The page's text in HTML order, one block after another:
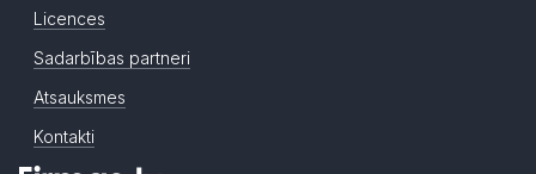
Licences
Sadarbības partneri
Atsauksmes
Kontakti